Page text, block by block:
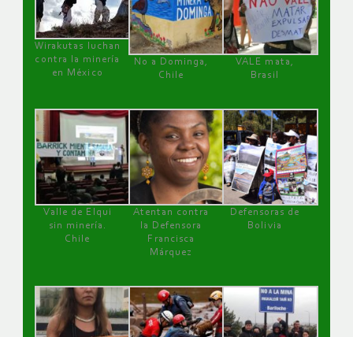
Wirakutas luchan
contra la minería
en México
No a Dominga,
Chile
VALE mata,
Brasil
Valle de Elqui
sin minería.
Chile
Atentan contra
la Defensora
Francisca
Márquez
Defensoras de
Bolivia